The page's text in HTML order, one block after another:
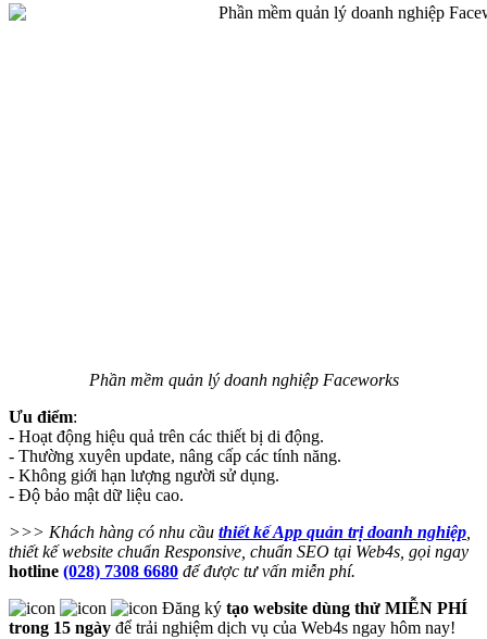
Phần mềm quản lý doanh nghiệp Faceworks
Ưu điểm:
- Hoạt động hiệu quả trên các thiết bị di động.
- Thường xuyên update, nâng cấp các tính năng.
- Không giới hạn lượng người sử dụng.
- Độ bảo mật dữ liệu cao.
>>> Khách hàng có nhu cầu thiết kế App quản trị doanh nghiệp
thiết kế website chuẩn Responsive, chuẩn SEO tại Web4s, gọi ngay
hotline (028) 7308 6680 để được tư vấn miễn phí.
Đăng ký tạo website dùng thử MIỄN PHÍ
trong 15 ngày để trải nghiệm dịch vụ của Web4s ngay hôm nay!